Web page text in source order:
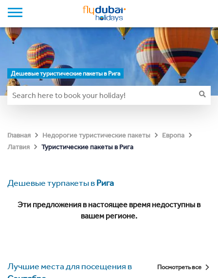
Дешевые туристические пакеты в Рига
Главная Недорогие туристические пакеты
Европа
Латвия
Туристические пакеты в Рига
Дешевые турпакеты вРига
Эти предложения в настоящее время недоступны в
вашем регионе.
Лучшие места для посещения в
Посмотреть все